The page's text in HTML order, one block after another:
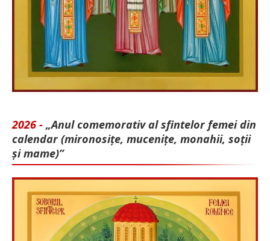
2026 - „Anul comemorativ al sfintelor femei din
calendar (mironosițe, mu­cenițe, monahii, soții
și mame)”